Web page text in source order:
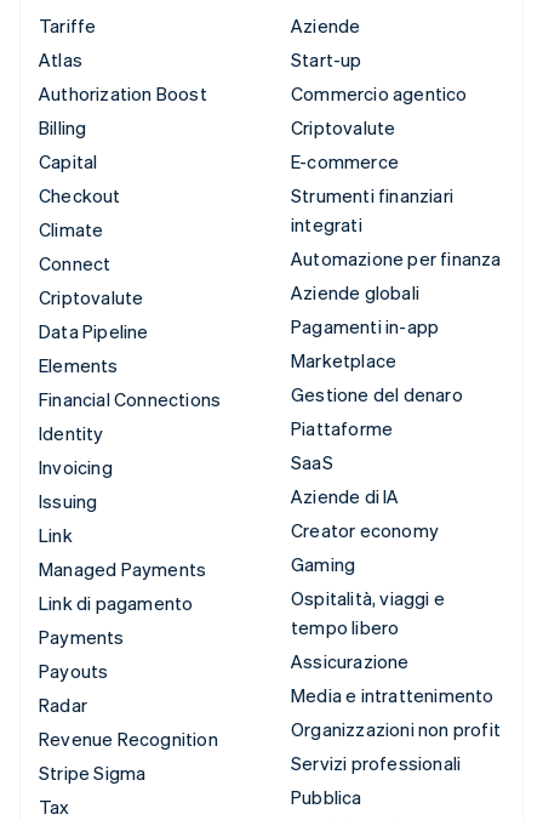
Tariffe
Atlas
Authorization Boost
Billing
Capital
Checkout
Climate
Connect
Criptovalute
Data Pipeline
Elements
Financial Connections
Identity
Invoicing
Issuing
Link
Managed Payments
Link di pagamento
Payments
Payouts
Radar
Revenue Recognition
Stripe Sigma
Tax
Aziende
Start-up
Commercio agentico
Criptovalute
E-commerce
Strumenti finanziari
integrati
Automazione per finanza
Aziende globali
Pagamenti in-app
Marketplace
Gestione del denaro
Piattaforme
SaaS
Aziende di IA
Creator economy
Gaming
Ospitalità, viaggi e
tempo libero
Assicurazione
Media e intrattenimento
Organizzazioni non profit
Servizi professionali
Pubblica